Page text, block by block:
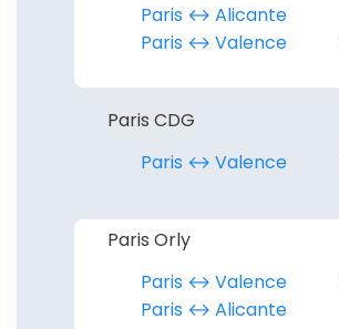
Paris ↔︎ Alicante
Paris ↔︎ Valence
Paris CDG
Paris ↔︎ Valence
Paris Orly
Paris ↔︎ Valence
Paris ↔︎ Alicante